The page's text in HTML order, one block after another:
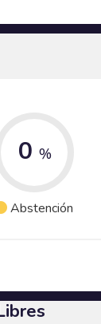
0 %
Abstención